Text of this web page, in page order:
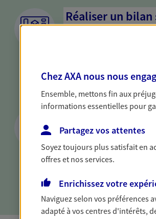
Réaliser un
dresser un bilan complet
solide pour vous formuler
besoins.
Vous protéger
face aux aléas de
Avec nos solutions de
et protégez vos proches
Chez AXA nous nous
Ensemble, mettons fin aux
informations essentielles pour
Partagez vos attentes
Soyez toujours plus satisfait en
offres et nos services.
Enrichissez votre
Naviguez selon vos préférences
adapté à vos centres d'intérêts,